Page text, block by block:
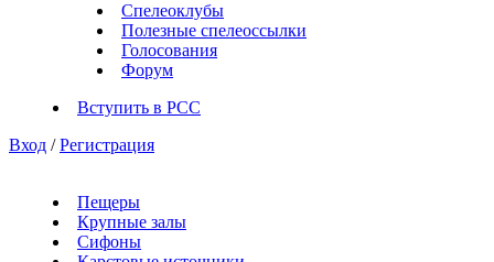
Спелеоклубы
Полезные спелеоссылки
Голосования
Форум
Вступить в РСС
Вход / Регистрация
Пещеры
Крупные залы
Сифоны